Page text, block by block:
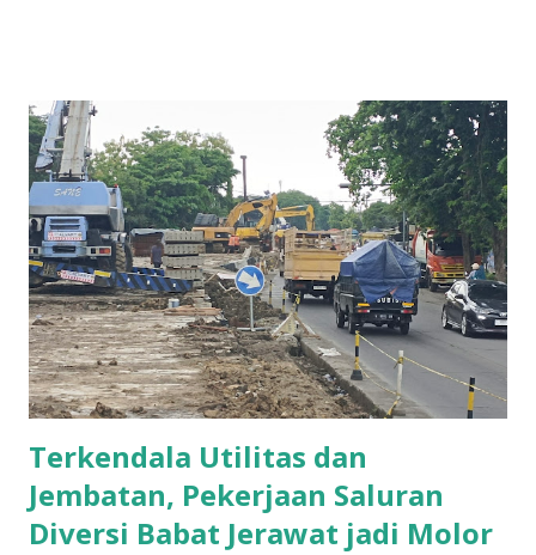
Kadir. Acara berlangsung hangat dan penuh semangat
kekeluargaan, dihadiri oleh sejumlah kader, simpatisan, dan
perwakilan komunitas masyarakat. Rumah aspirasi ini
diharapkan menjadi sarana efektif bagi masyarakat Surabaya
untuk menyampaikan keluhan, masukan, dan gagasan
pembangunan langsung kepada wakil-wakil rakyat Partai
Golkar di berbagai tingkatan. Dalam sesi penerimaan
aspirasi perdana, hadir perwakilan dari komunitas ojek
online Gojek, Saiful, yang menyampaikan keluhannya terkait
potongan tar...
Terkendala Utilitas dan
Jembatan, Pekerjaan Saluran
Diversi Babat Jerawat jadi Molor